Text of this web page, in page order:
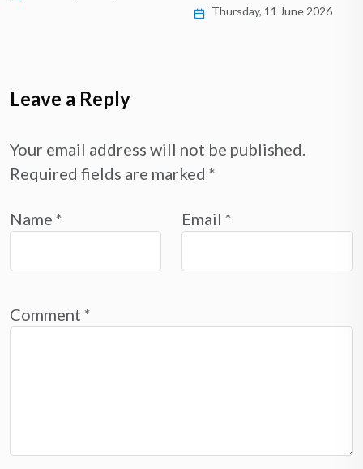
Thursday, 11 June 2026
Leave a Reply
Your email address will not be published.
Required fields are marked *
Name * Email *
Comment *